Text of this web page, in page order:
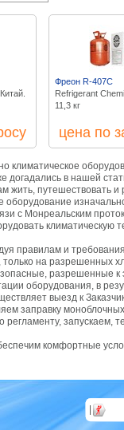
Фреон R-407С
Refrigerant
11,3 кг
цена по
климатическое
догадались в нашей
жить, путешествовать
оборудование
с Монреальским
климатическую
правилам и
только на разрешенных
разрешенные к
оборудования, в
выезд к
заправку
запускаем,
комфортные